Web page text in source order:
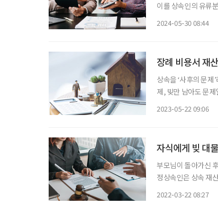
이를 상속인의 유류
2024-05-30 08:44
장례 비용서 재
상속을 ‘사후의 문
제, 빚만 남아도 문
2023-05-22 09:06
자식에게 빚 대
부모님이 돌아가신
정상속인은 상속 재
2022-03-22 08:27